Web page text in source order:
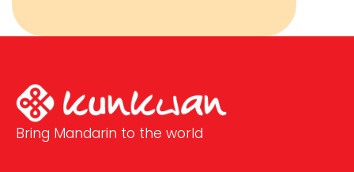
Bring Mandarin to the world